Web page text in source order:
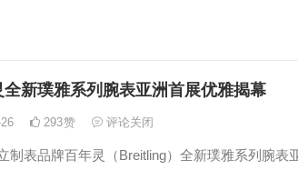
全新璞雅系列腕表亚洲首展优雅揭幕
293赞 评论关闭
制表品牌百年灵（Breitling）全新璞雅系列腕表